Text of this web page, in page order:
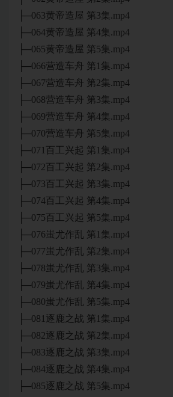
├─063黄帝造屋 第3集.mp4
├─064黄帝造屋 第4集.mp4
├─065黄帝造屋 第5集.mp4
├─066营造车舟 第1集.mp4
├─067营造车舟 第2集.mp4
├─068营造车舟 第3集.mp4
├─069营造车舟 第4集.mp4
├─070营造车舟 第5集.mp4
├─071百工兴起 第1集.mp4
├─072百工兴起 第2集.mp4
├─073百工兴起 第3集.mp4
├─074百工兴起 第4集.mp4
├─075百工兴起 第5集.mp4
├─076蚩尤作乱 第1集.mp4
├─077蚩尤作乱 第2集.mp4
├─078蚩尤作乱 第3集.mp4
├─079蚩尤作乱 第4集.mp4
├─080蚩尤作乱 第5集.mp4
├─081逐鹿之战 第1集.mp4
├─082逐鹿之战 第2集.mp4
├─083逐鹿之战 第3集.mp4
├─084逐鹿之战 第4集.mp4
├─085逐鹿之战 第5集.mp4